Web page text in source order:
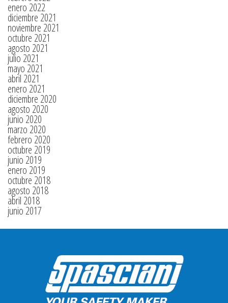
enero 2022
diciembre 2021
noviembre 2021
octubre 2021
agosto 2021
julio 2021
mayo 2021
abril 2021
enero 2021
diciembre 2020
agosto 2020
junio 2020
marzo 2020
febrero 2020
octubre 2019
junio 2019
enero 2019
octubre 2018
agosto 2018
abril 2018
junio 2017